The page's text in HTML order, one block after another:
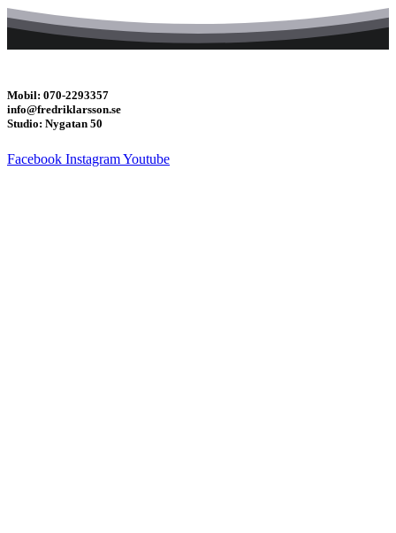
Mobil: 070-2293357
info@fredriklarsson.se
Studio: Nygatan 50
Facebook InstagramYoutube